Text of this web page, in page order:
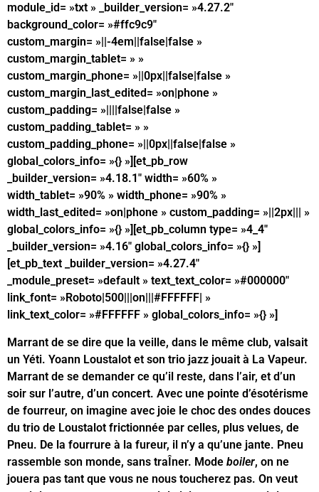
module_id= »txt » _builder_version= »4.27.2″
background_color= »#ffc9c9″
custom_margin= »||-4em||false|false »
custom_margin_tablet= » »
custom_margin_phone= »||0px||false|false »
custom_margin_last_edited= »on|phone »
custom_padding= »||||false|false »
custom_padding_tablet= » »
custom_padding_phone= »||0px||false|false »
global_colors_info= »{} »][et_pb_row
_builder_version= »4.18.1″ width= »60% »
width_tablet= »90% » width_phone= »90% »
width_last_edited= »on|phone » custom_padding= »||2px||| »
global_colors_info= »{} »][et_pb_column type= »4_4″
_builder_version= »4.16″ global_colors_info= »{} »]
[et_pb_text _builder_version= »4.27.4″
_module_preset= »default » text_text_color= »#000000″
link_font= »Roboto|500|||on|||#FFFFFF| »
link_text_color= »#FFFFFF » global_colors_info= »{} »]
Marrant de se dire que la veille, dans le même club, valsait
un Yéti. Yoann Loustalot et son trio jazz jouait à La Vapeur.
Marrant de se demander ce qu’il reste, dans l’air, et d’un
soir sur l’autre, d’un concert. Avec une pointe d’ésotérisme
de fourreur, on imagine avec joie le choc des ondes douces
du trio de Loustalot frictionnée par celles, plus velues, de
Pneu. De la fourrure à la fureur, il n’y a qu’une jante. Pneu
rassemble son monde, sans traÎner. Mode boiler, on ne
jouera pas tant que vous ne nous toucherez pas. On veut